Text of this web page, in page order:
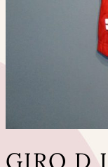
GIRO D